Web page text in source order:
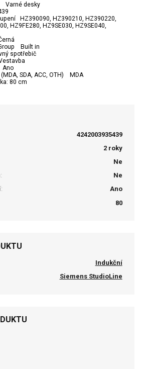
Varné desky
HZ390090, HZ390210, HZ390220,
HZ9FE280, HZ9SE030, HZ9SE040,
Built in
spotřebič
Ano
SDA, ACC, OTH) MDA
80 cm
4242003935439
2 roky
Ne
Ne
Ano
80
Indukční
Siemens StudioLine